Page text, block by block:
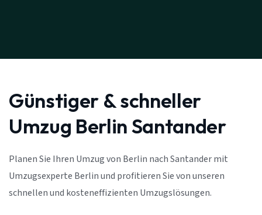
Günstiger & schneller
Umzug Berlin Santander
Planen Sie Ihren Umzug von Berlin nach Santander mit
Umzugsexperte Berlin und profitieren Sie von unseren
schnellen und kosteneffizienten Umzugslösungen.